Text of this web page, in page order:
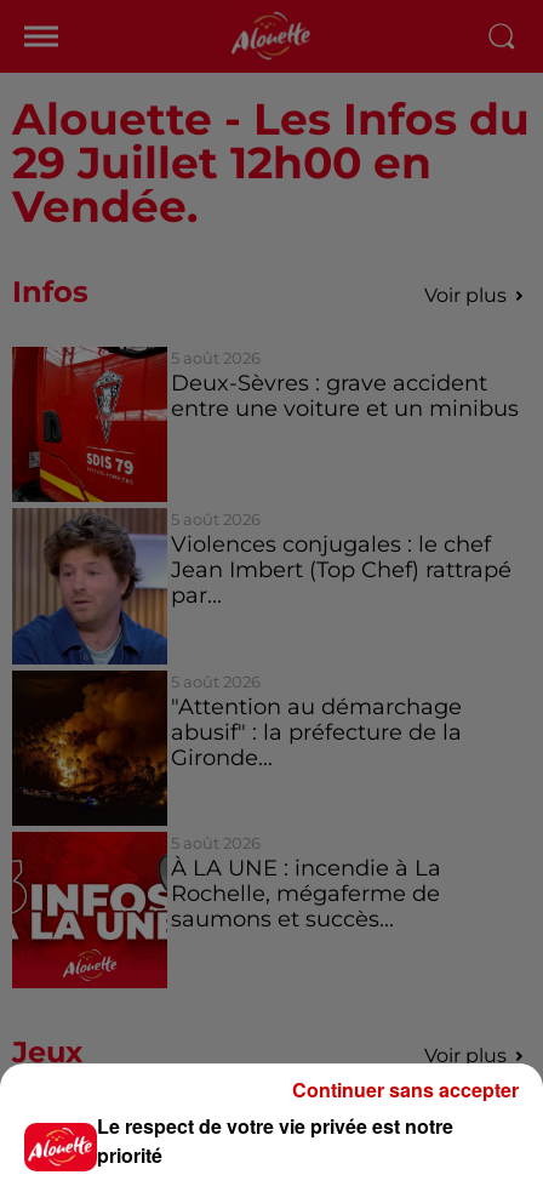
Alouette - Les Infos du
29 Juillet 12h00 en
Vendée.
Infos Voir plus
5 août 2026
Deux-Sèvres : grave accident
entre une voiture et un minibus
5 août 2026
Violences conjugales : le chef
Jean Imbert (Top Chef) rattrapé
par...
5 août 2026
"Attention au démarchage
abusif" : la préfecture de la
Gironde...
5 août 2026
À LA UNE : incendie à La
Rochelle, mégaferme de
saumons et succès...
Jeux Voir plus
Gagnez vos places pour le
Festival du Roi Arthur 2026 !
Le respect de votre vie privée est notre
priorité
Continuer sans accepter